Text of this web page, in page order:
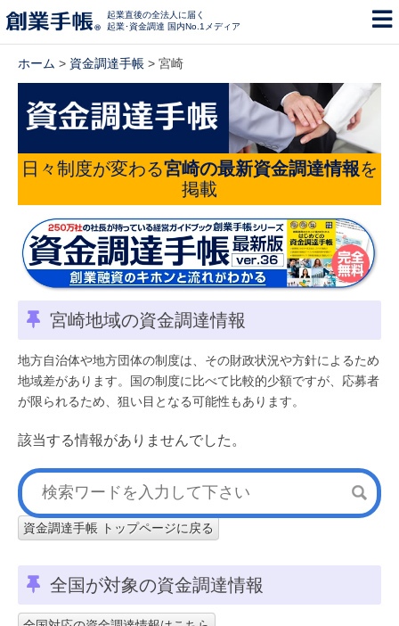
起業直後の全法人に届く
起業･資金調達 国内No.1メディア
ホーム > 資金調達手帳 > 宮崎
日々制度が変わる宮崎の最新資金調達情報を
掲載
宮崎地域の資金調達情報
地方自治体や地方団体の制度は、その財政状況や方針によるため
地域差があります。国の制度に比べて比較的少額ですが、応募者
が限られるため、狙い目となる可能性もあります。
該当する情報がありませんでした。
資金調達手帳 トップページに戻る
全国が対象の資金調達情報